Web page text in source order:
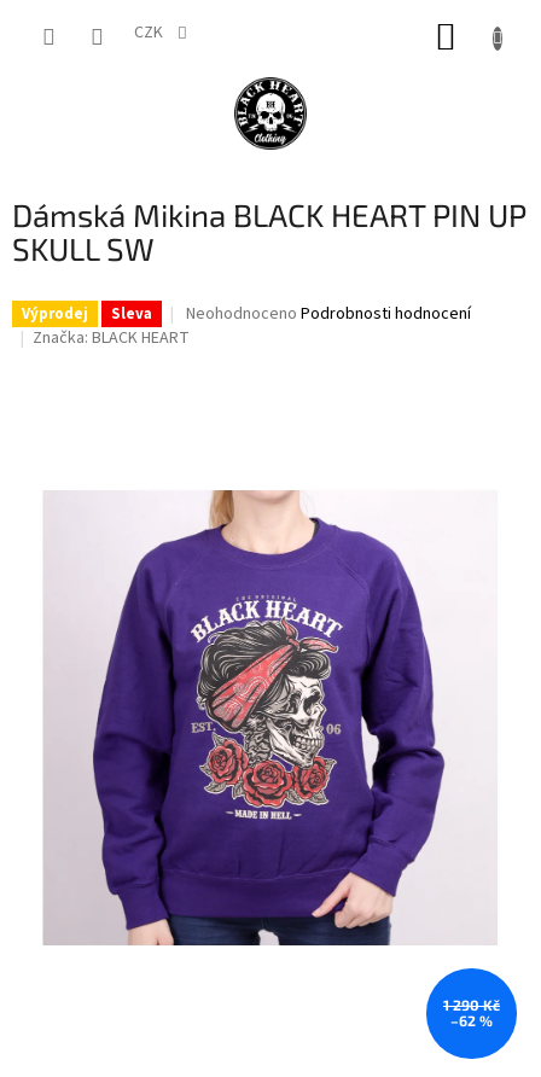
CZK
Dámská Mikina BLACK HEART PIN UP
SKULL SW
Výprodej Sleva
Průměrné
hodnocení
Neohodnoceno Podrobnosti hodnocení
Značka: BLACK HEART
1 290 Kč
–62 %